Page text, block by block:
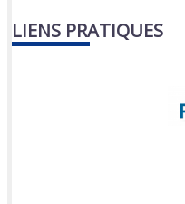
LIENS PRATIQUES